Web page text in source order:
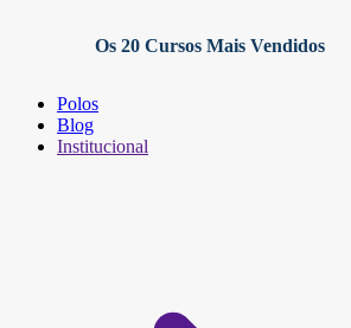
Os 20 Cursos Mais Vendidos
Polos
Blog
Institucional